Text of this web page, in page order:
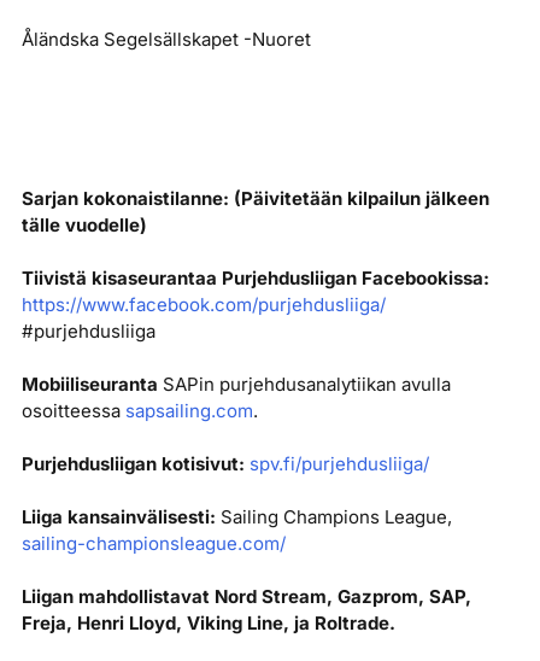
Åländska Segelsällskapet -Nuoret
Sarjan kokonaistilanne: (Päivitetään kilpailun jälkeen
tälle vuodelle)
Tiivistä kisaseurantaa Purjehdusliigan Facebookissa:
https://www.facebook.com/purjehdusliiga/
#purjehdusliiga
Mobiiliseuranta SAPin purjehdusanalytiikan avulla
osoitteessa sapsailing.com.
Purjehdusliigan kotisivut: spv.fi/purjehdusliiga/
Liiga kansainvälisesti: Sailing Champions League,
sailing-championsleague.com/
Liigan mahdollistavat Nord Stream, Gazprom, SAP,
Freja, Henri Lloyd, Viking Line, ja Roltrade.